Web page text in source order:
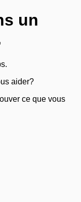
un
aider?
ce que vous